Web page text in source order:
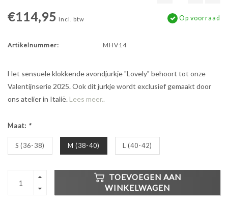
€114,95 Incl. btw Op voorraad
Artikelnummer: MHV14
Het sensuele klokkende avondjurkje "Lovely" behoort tot onze
Valentijnserie 2025. Ook dit jurkje wordt exclusief gemaakt door
ons atelier in Italië. Lees meer..
Maat: *
S (36-38) M (38-40) L (40-42)
TOEVOEGEN AAN
WINKELWAGEN